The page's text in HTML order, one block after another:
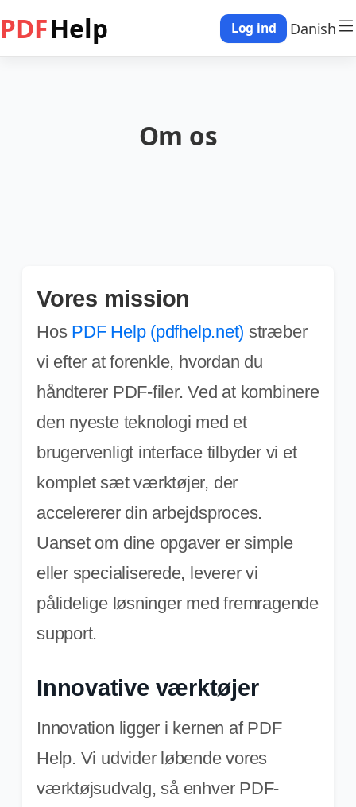
PDFHelp Log ind Danish
Om os
Vores mission
Hos PDF Help (pdfhelp.net) stræber
vi efter at forenkle, hvordan du
håndterer PDF-filer. Ved at kombinere
den nyeste teknologi med et
brugervenligt interface tilbyder vi et
komplet sæt værktøjer, der
accelererer din arbejdsproces.
Uanset om dine opgaver er simple
eller specialiserede, leverer vi
pålidelige løsninger med fremragende
support.
Innovative værktøjer
Innovation ligger i kernen af PDF
Help. Vi udvider løbende vores
værktøjsudvalg, så enhver PDF-